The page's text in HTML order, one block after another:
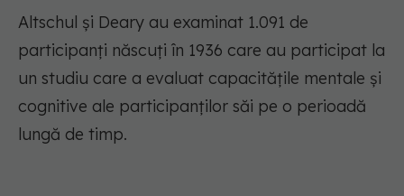
Altschul și Deary au examinat 1.091 de
participanți născuți în 1936 care au participat la
un studiu care a evaluat capacitățile mentale și
cognitive ale participanților săi pe o perioadă
lungă de timp.